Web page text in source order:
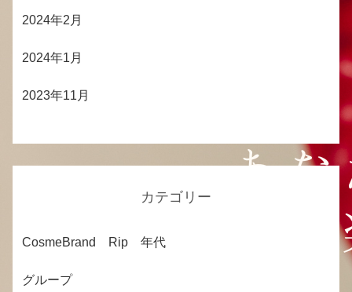
2024年2月
2024年1月
2023年11月
カテゴリー
CosmeBrand Rip 年代
グループ